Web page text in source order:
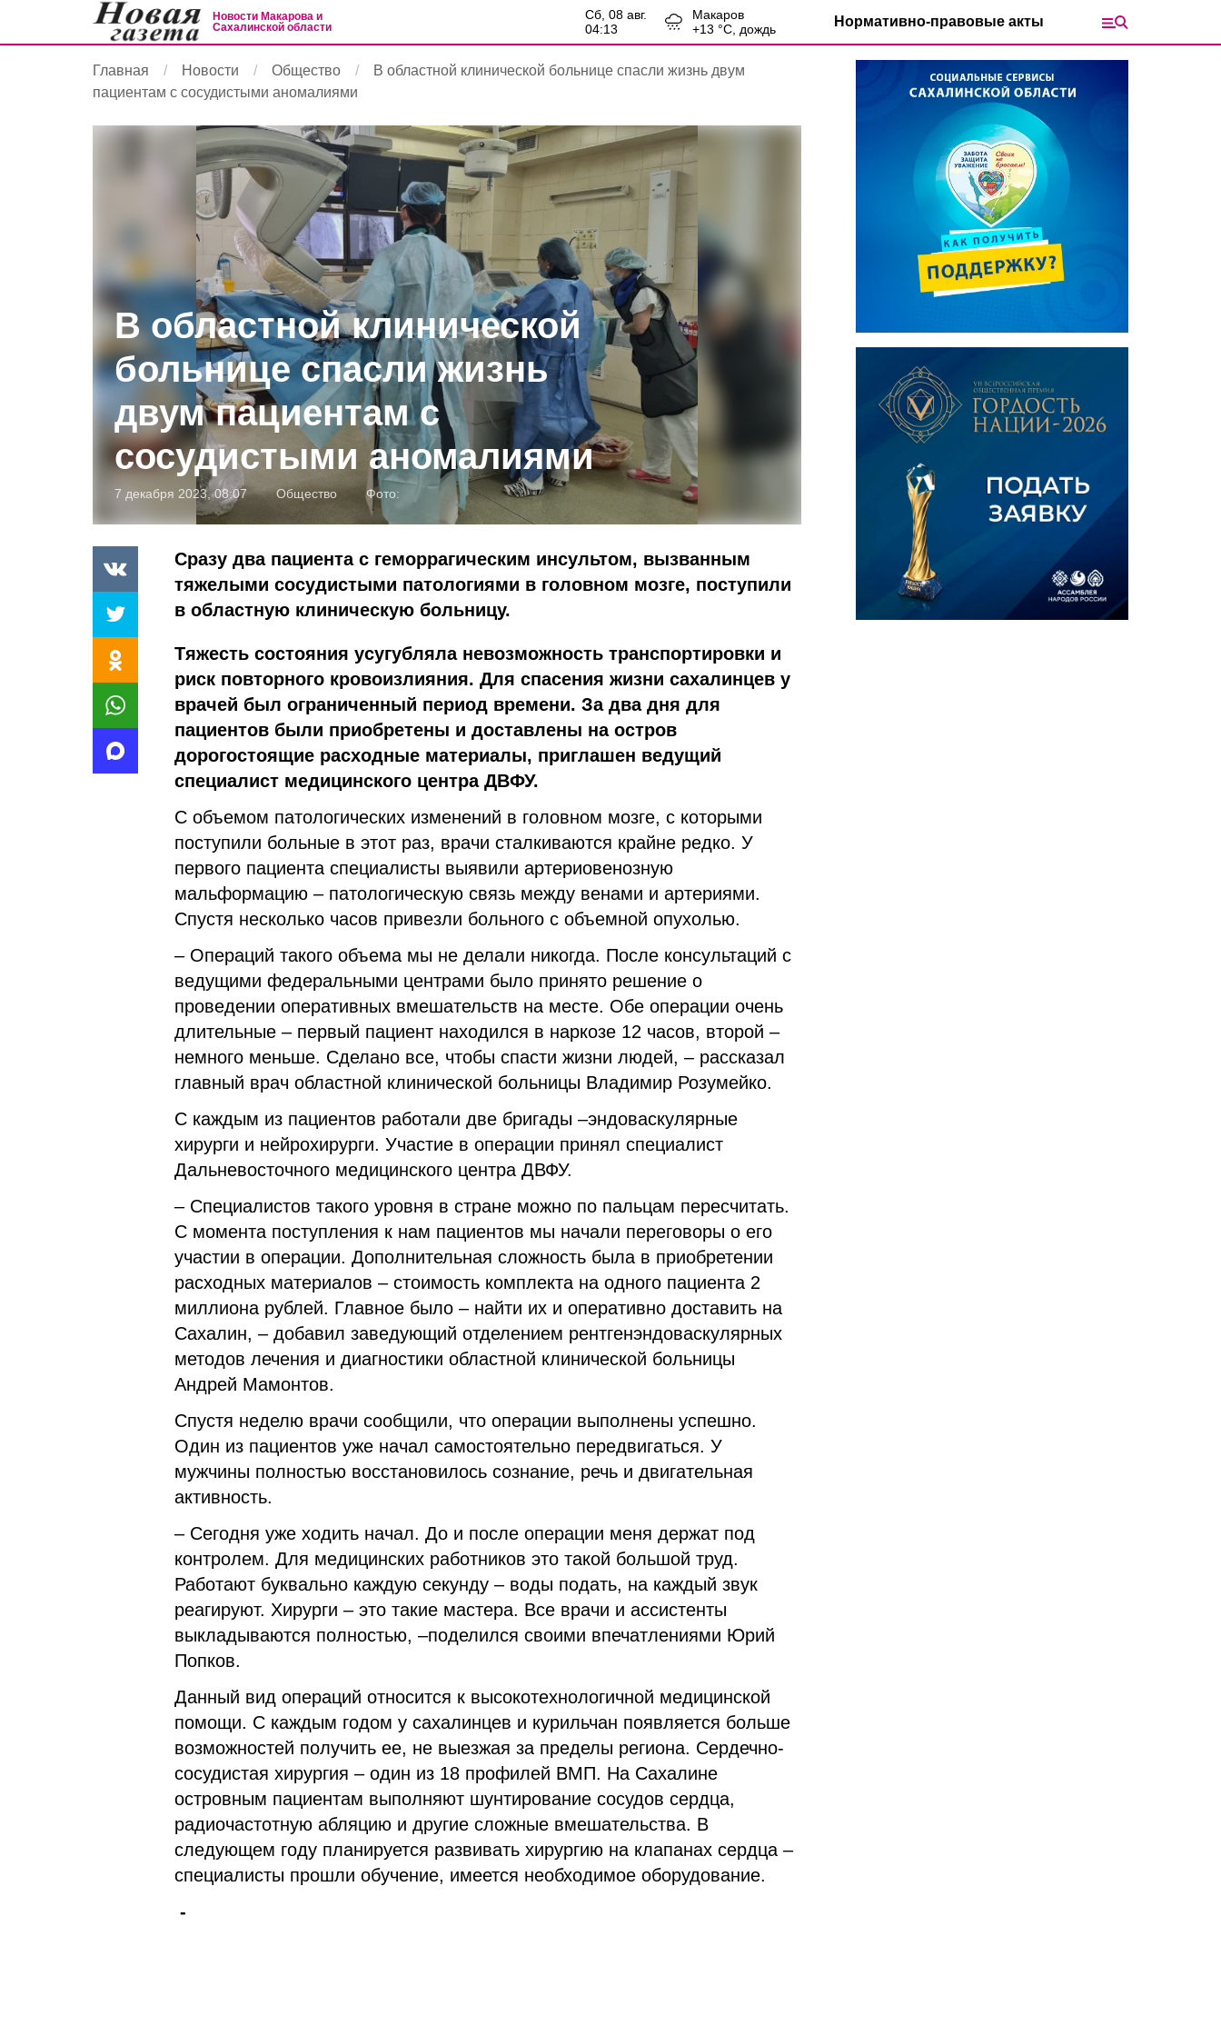
Новости Макарова и
Сахалинской области
сб, 08 авг.
04:14
Макаров
+13 °С, дождь Нормативно-правовые акты
Главная Новости Общество
В областной клинической больнице спасли жизнь двум
пациентам с сосудистыми аномалиями
В областной клинической
больнице спасли жизнь
двум пациентам с
сосудистыми аномалиями
7 декабря 2023, 08:07 Общество Фото:
Сразу два пациента с геморрагическим инсультом, вызванным
тяжелыми сосудистыми патологиями в головном мозге, поступили
в областную клиническую больницу.
Тяжесть состояния усугубляла невозможность транспортировки и
риск повторного кровоизлияния. Для спасения жизни сахалинцев у
врачей был ограниченный период времени. За два дня для
пациентов были приобретены и доставлены на остров
дорогостоящие расходные материалы, приглашен ведущий
специалист медицинского центра ДВФУ.
С объемом патологических изменений в головном мозге, с которыми
поступили больные в этот раз, врачи сталкиваются крайне редко. У
первого пациента специалисты выявили артериовенозную
мальформацию – патологическую связь между венами и артериями.
Спустя несколько часов привезли больного с объемной опухолью.
– Операций такого объема мы не делали никогда. После консультаций с
ведущими федеральными центрами было принято решение о
проведении оперативных вмешательств на месте. Обе операции очень
длительные – первый пациент находился в наркозе 12 часов, второй –
немного меньше. Сделано все, чтобы спасти жизни людей, – рассказал
главный врач областной клинической больницы Владимир Розумейко.
С каждым из пациентов работали две бригады –эндоваскулярные
хирурги и нейрохирурги. Участие в операции принял специалист
Дальневосточного медицинского центра ДВФУ.
– Специалистов такого уровня в стране можно по пальцам пересчитать.
С момента поступления к нам пациентов мы начали переговоры о его
участии в операции. Дополнительная сложность была в приобретении
расходных материалов – стоимость комплекта на одного пациента 2
миллиона рублей. Главное было – найти их и оперативно доставить на
Сахалин, – добавил заведующий отделением рентгенэндоваскулярных
методов лечения и диагностики областной клинической больницы
Андрей Мамонтов.
Спустя неделю врачи сообщили, что операции выполнены успешно.
Один из пациентов уже начал самостоятельно передвигаться. У
мужчины полностью восстановилось сознание, речь и двигательная
активность.
– Сегодня уже ходить начал. До и после операции меня держат под
контролем. Для медицинских работников это такой большой труд.
Работают буквально каждую секунду – воды подать, на каждый звук
реагируют. Хирурги – это такие мастера. Все врачи и ассистенты
выкладываются полностью, –поделился своими впечатлениями Юрий
Попков.
Данный вид операций относится к высокотехнологичной медицинской
помощи. С каждым годом у сахалинцев и курильчан появляется больше
возможностей получить ее, не выезжая за пределы региона. Сердечно-
сосудистая хирургия – один из 18 профилей ВМП. На Сахалине
островным пациентам выполняют шунтирование сосудов сердца,
радиочастотную абляцию и другие сложные вмешательства. В
следующем году планируется развивать хирургию на клапанах сердца –
специалисты прошли обучение, имеется необходимое оборудование.
-